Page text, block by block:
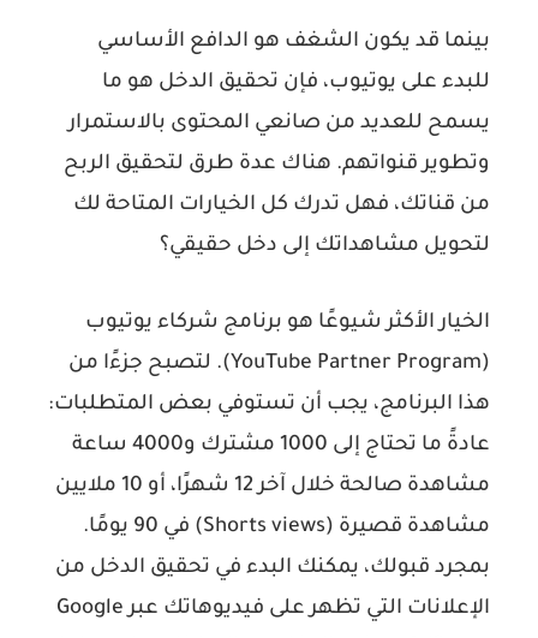
بينما قد يكون الشغف هو الدافع الأساسي
للبدء على يوتيوب، فإن تحقيق الدخل هو ما
يسمح للعديد من صانعي المحتوى بالاستمرار
وتطوير قنواتهم. هناك عدة طرق لتحقيق الربح
من قناتك، فهل تدرك كل الخيارات المتاحة لك
لتحويل مشاهداتك إلى دخل حقيقي؟
الخيار الأكثر شيوعًا هو برنامج شركاء يوتيوب
(YouTube Partner Program). لتصبح جزءًا من
هذا البرنامج، يجب أن تستوفي بعض المتطلبات:
عادةً ما تحتاج إلى 1000 مشترك و4000 ساعة
مشاهدة صالحة خلال آخر 12 شهرًا، أو 10 ملايين
مشاهدة قصيرة (Shorts views) في 90 يومًا.
بمجرد قبولك، يمكنك البدء في تحقيق الدخل من
الإعلانات التي تظهر على فيديوهاتك عبر Google